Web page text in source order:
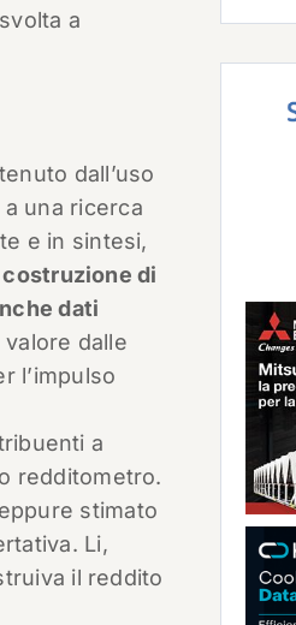
a
dall’uso
una ricerca
e in sintesi,
di
dati
dalle
l’impulso
a
redditometro.
stimato
Li,
il reddito